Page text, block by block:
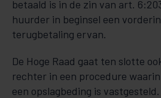
betaald is in de zin van art.
huurder in beginsel een
terugbetaling ervan.
De Hoge Raad gaat ten slotte
rechter in een procedure
een opslagbeding is